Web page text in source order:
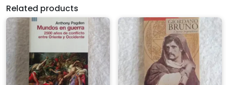
Related products